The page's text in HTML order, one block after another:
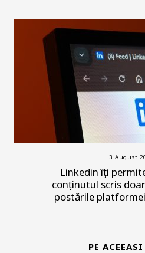
3 August
Linkedin îți
conținutul scris
postările
PE